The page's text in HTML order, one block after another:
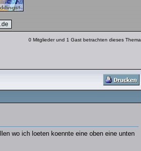
0 Mitglieder und 1 Gast betrachten dieses Thema.
wo ich loeten koennte eine oben eine unten